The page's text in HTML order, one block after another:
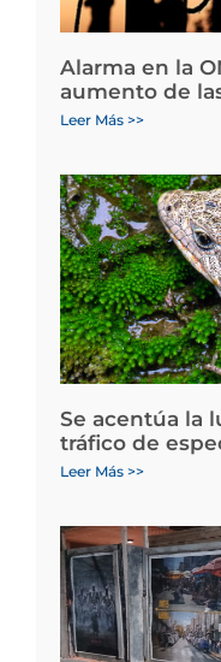
Alarma en la
aumento de
Leer Más >>
Se acentúa la
tráfico de
Leer Más >>